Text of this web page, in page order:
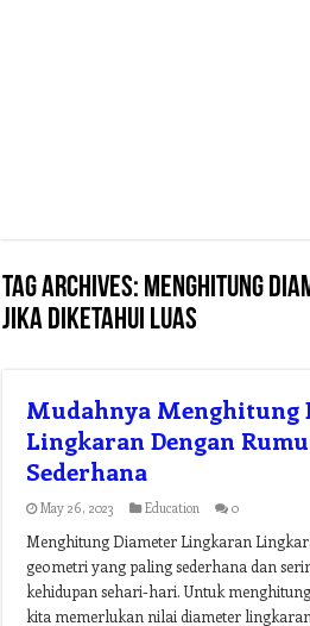
Tag Archives: menghitung
jika diketahui luas
Mudahnya Menghitung
Lingkaran Dengan
Sederhana
May 26, 2023 Education 0
Menghitung Diameter Lingkaran
geometri yang paling sederhana dan
kehidupan sehari-hari. Untuk
kita memerlukan nilai diameter